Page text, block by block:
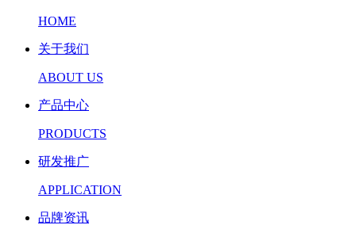
HOME
关于我们
ABOUT US
产品中心
PRODUCTS
研发推广
APPLICATION
品牌资讯